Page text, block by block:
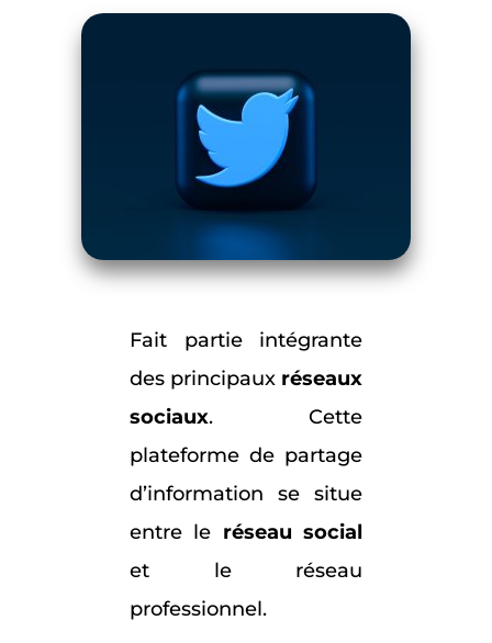
Fait partie intégrante
des principaux réseaux
sociaux. Cette
plateforme de partage
d’information se situe
entre le réseau social
et le réseau
professionnel.